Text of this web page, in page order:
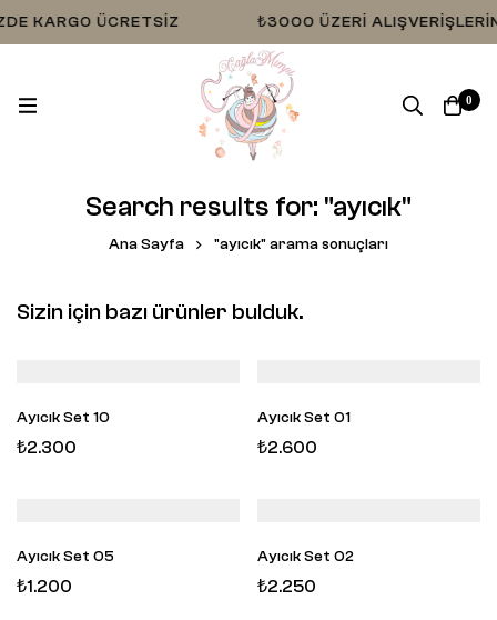
KARGO ÜCRETSIZ ₺3000 ÜZERI
0
Search results for: "ayıcık"
Ana Sayfa "ayıcık" arama sonuçları
Sizin için bazı ürünler bulduk.
Ayıcık Set 10
₺2.300
Ayıcık Set 01
₺2.600
Ayıcık Set 05
₺1.200
Ayıcık Set 02
₺2.250